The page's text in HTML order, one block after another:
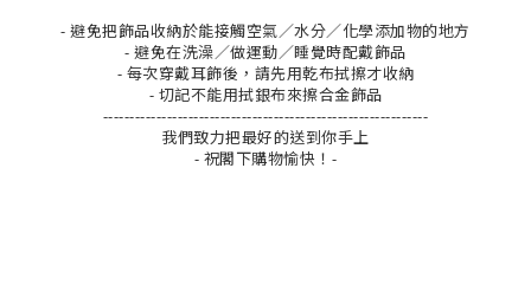
- 避免把飾品收納於能接觸空氣／水分／化學添加物的地方
- 避免在洗澡／做運動／睡覺時配戴飾品
- 每次穿戴耳飾後，請先用乾布拭擦才收納
- 切記不能用拭銀布來擦合金飾品
-------------------------------------------------------------
我們致力把最好的送到你手上
- 祝閣下購物愉快！-